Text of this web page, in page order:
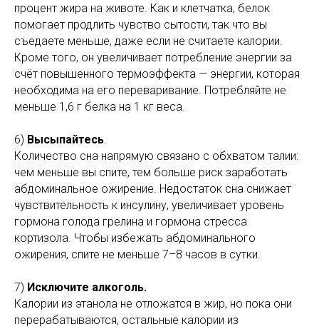
процент жира на животе. Как и клетчатка, белок
помогает продлить чувство сытости, так что вы
съедаете меньше, даже если не считаете калории.
Кроме того, он увеличивает потребление энергии за
счёт повышенного термоэффекта — энергии, которая
необходима на его переваривание. Потребляйте не
меньше 1,6 г белка на 1 кг веса.
6) Высыпайтесь.
Количество сна напрямую связано с обхватом талии:
чем меньше вы спите, тем больше риск заработать
абдоминальное ожирение. Недостаток сна снижает
чувствительность к инсулину, увеличивает уровень
гормона голода грелина и гормона стресса
кортизола. Чтобы избежать абдоминального
ожирения, спите не меньше 7–8 часов в сутки.
7) Исключите алкоголь.
Калории из этанола не отложатся в жир, но пока они
перерабатываются, остальные калории из